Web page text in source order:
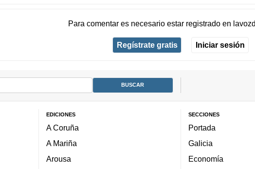
Para comentar es necesario estar registradoen
Regístrate gratis Iniciar sesión
EDICIONES
A Coruña
A Mariña
Arousa
SECCIONES
Portada
Galicia
Economía